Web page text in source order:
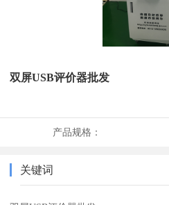
双屏USB评价器批发
产品规格：
关键词